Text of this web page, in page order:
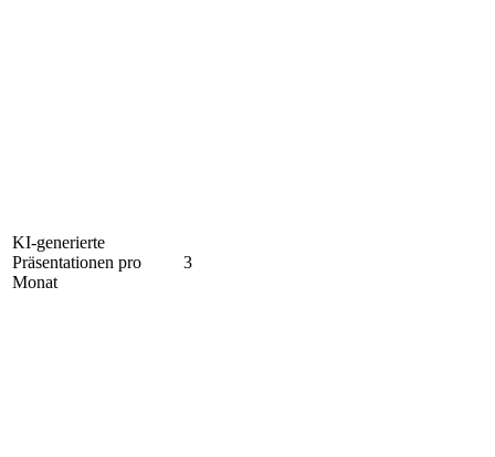
KI-generierte
Präsentationen pro
Monat
3